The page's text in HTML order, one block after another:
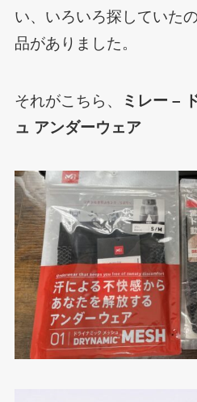
い、いろいろ探していた
品がありました。
それがこちら、
ミレー –
ュ アンダーウェア